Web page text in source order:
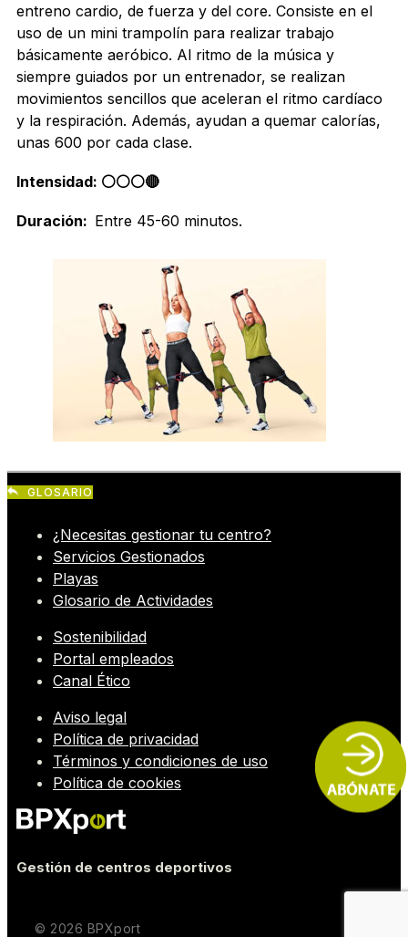
entreno cardio, de fuerza y del core. Consiste en el
uso de un mini trampolín para realizar trabajo
básicamente aeróbico. Al ritmo de la música y
siempre guiados por un entrenador, se realizan
movimientos sencillos que aceleran el ritmo cardíaco
y la respiración. Además, ayudan a quemar calorías,
unas 600 por cada clase.
Intensidad: ⚪️⚪️⚪️🔴
Duración: Entre 45-60 minutos.
GLOSARIO
¿Necesitas gestionar tu centro?
Servicios Gestionados
Playas
Glosario de Actividades
Sostenibilidad
Portal empleados
Canal Ético
Aviso legal
Política de privacidad
Términos y condiciones de uso
Política de cookies
Gestión de centros deportivos
© 2026 BPXport